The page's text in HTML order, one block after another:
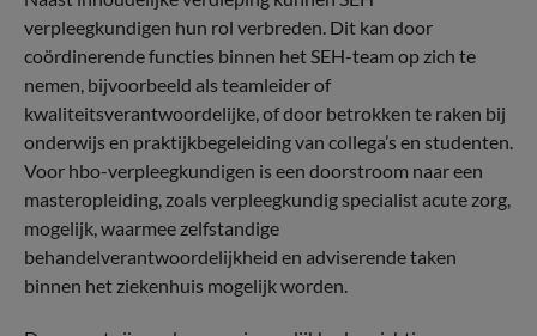
verpleegkundigen hun rol verbreden. Dit kan door
coördinerende functies binnen het SEH-team op zich te
nemen, bijvoorbeeld als teamleider of
kwaliteitsverantwoordelijke, of door betrokken te raken bij
onderwijs en praktijkbegeleiding van collega’s en studenten.
Voor hbo-verpleegkundigen is een doorstroom naar een
masteropleiding, zoals verpleegkundig specialist acute zorg,
mogelijk, waarmee zelfstandige
behandelverantwoordelijkheid en adviserende taken
binnen het ziekenhuis mogelijk worden.